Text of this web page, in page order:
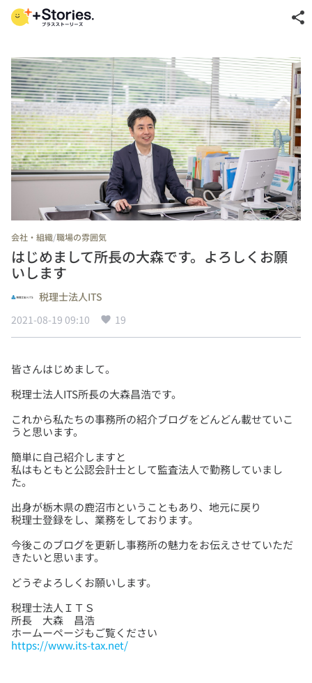
share
会社・組織/職場の雰囲気
はじめまして所長の大森です。よろしくお願
いします
税理士法人ITS
2021-08-19 09:10
19
これから私たちの事務所の紹介ブログをどんどん載せていこ
簡単に自己紹介しますと
私はもともと公認会計士として監査法人で勤務していまし
出身が栃木県の鹿沼市ということもあり、地元に戻り
今後このブログを更新し事務所の魅力をお伝えさせていただ
税理士法人ＩＴＳ
所長 大森 昌浩
https://www.its-tax.net/